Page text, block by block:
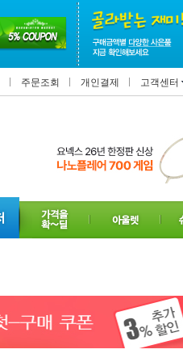
주문조회 개인결제 고객센터